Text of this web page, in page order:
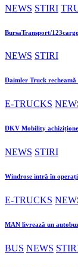
NEWS STIRI
BursaTransport/
NEWS STIRI
Daimler Truck recheamă
E-TRUCKS
DKV Mobility
NEWS STIRI
Windrose intră în
E-TRUCKS
MAN livrează un
BUS NEWS